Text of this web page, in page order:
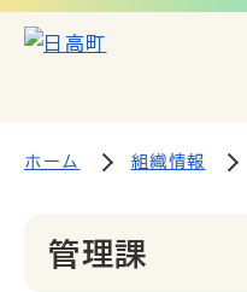
ホーム 組織情報
管理課